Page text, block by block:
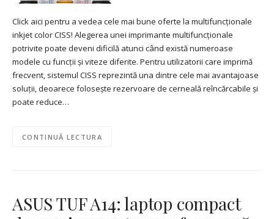
Click aici pentru a vedea cele mai bune oferte la multifuncționale
inkjet color CISS! Alegerea unei imprimante multifuncționale
potrivite poate deveni dificilă atunci când există numeroase
modele cu funcții și viteze diferite. Pentru utilizatorii care imprimă
frecvent, sistemul CISS reprezintă una dintre cele mai avantajoase
soluții, deoarece folosește rezervoare de cerneală reîncărcabile și
poate reduce…
CONTINUĂ LECTURA
ASUS TUF A14: laptop compact